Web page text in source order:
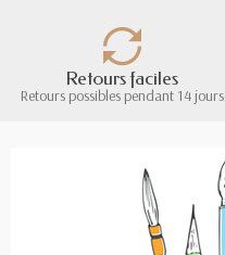
Retours faciles
Retours possibles pendant 14 jours